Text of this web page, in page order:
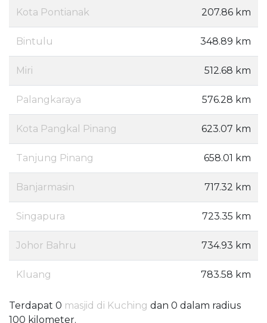
Kota Pontianak 207.86 km
Bintulu 348.89 km
Miri 512.68 km
Palangkaraya 576.28 km
Kota Pangkal Pinang 623.07 km
Tanjung Pinang 658.01 km
Banjarmasin 717.32 km
Singapura 723.35 km
Johor Bahru 734.93 km
Kluang 783.58 km
Terdapat 0 masjid di Kuching dan 0 dalam radius
100 kilometer.